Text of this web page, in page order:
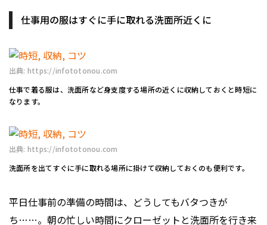
仕事用の服はすぐに手に取れる洗面所近くに
出典: https://infototonou.com
仕事で着る服は、洗面所など身支度する場所の近くに収納しておくと時短に
なります。
出典: https://infototonou.com
洗面所を出てすぐに手に取れる場所に掛けて収納しておくのも便利です。
平日仕事前の準備の時間は、どうしてもバタつきが
ち……。朝の忙しい時間にクローゼットと洗面所を行き来